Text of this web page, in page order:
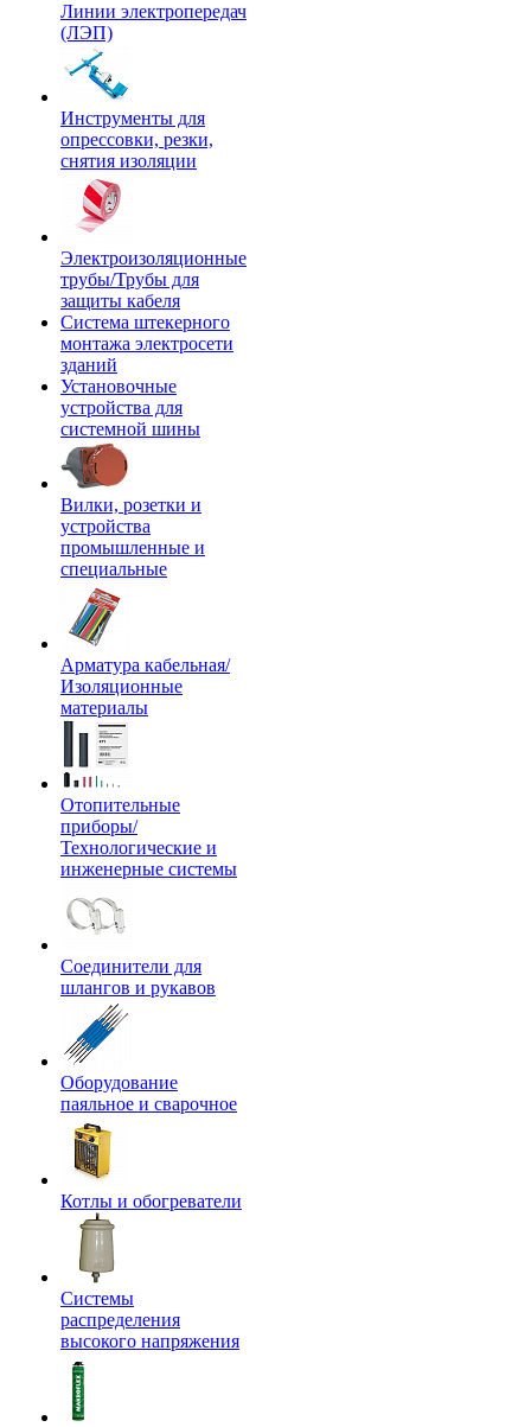
Линии электропередач
(ЛЭП)
Инструменты для
опрессовки, резки,
снятия изоляции
Электроизоляционные
трубы/Трубы для
защиты кабеля
Система штекерного
монтажа электросети
зданий
Установочные
устройства для
системной шины
Вилки, розетки и
устройства
промышленные и
специальные
Арматура кабельная/
Изоляционные
материалы
Отопительные
приборы/
Технологические и
инженерные системы
Соединители для
шлангов и рукавов
Оборудование
паяльное и сварочное
Котлы и обогреватели
Системы
распределения
высокого напряжения